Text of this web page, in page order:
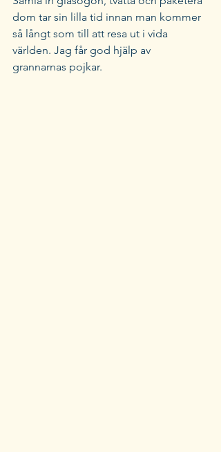
dom tar sin lilla tid innan man kommer
så långt som till att resa ut i vida
världen. Jag får god hjälp av
grannarnas pojkar.